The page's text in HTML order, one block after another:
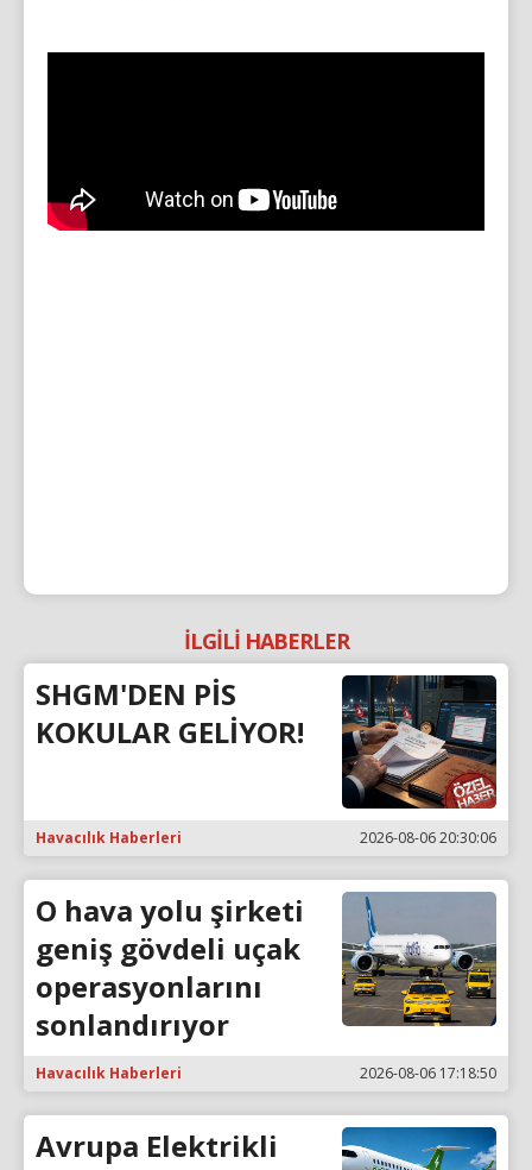
İLGİLİ HABERLER
SHGM'DEN PİS
KOKULAR GELİYOR!
Havacılık Haberleri 2026-08-06 20:30:06
O hava yolu şirketi
geniş gövdeli uçak
operasyonlarını
sonlandırıyor
Havacılık Haberleri 2026-08-06 17:18:50
Avrupa Elektrikli